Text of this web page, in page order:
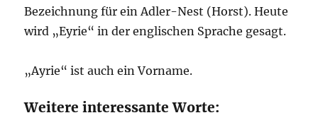
Bezeichnung für ein Adler-Nest (Horst). Heute
wird „Eyrie“ in der englischen Sprache gesagt.
„Ayrie“ ist auch ein Vorname.
Weitere interessante Worte: